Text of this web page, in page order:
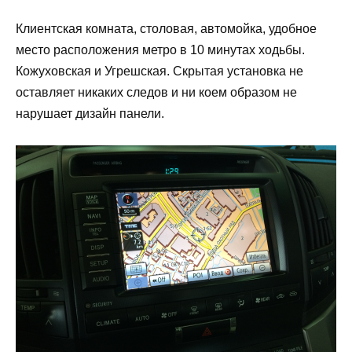
Клиентская комната, столовая, автомойка, удобное
место расположения метро в 10 минутах ходьбы.
Кожуховская и Угрешская. Скрытая установка не
оставляет никаких следов и ни коем образом не
нарушает дизайн панели.